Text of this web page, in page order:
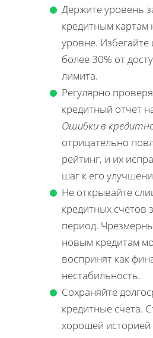
Держите уровень
кредитным
уровне.
более 30% от
лимита.
Регулярно
кредитный отчет
Ошибки в
отрицательно
рейтинг, и их
шаг к его
Не открывайте
кредитных счетов
период.
новым кредитам
воспринят как
нестабильность.
Сохраняйте
кредитные счета.
хорошей